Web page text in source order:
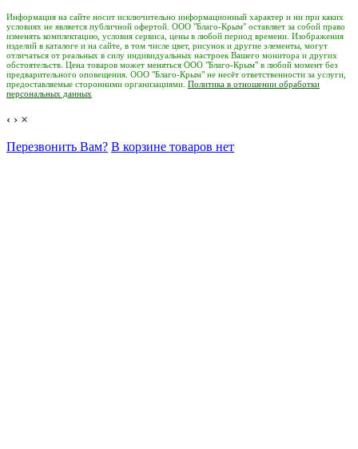
Информация на сайте носит исключительно информационный характер и ни при каких
условиях не является публичной офертой. ООО "Благо-Крым" оставляет за собой право
изменять комплектацию, условия сервиса, цены в любой период времени. Изображения
изделий в каталоге и на сайте, в том числе цвет, рисунок и другие элементы, могут
отличаться от реальных в силу индивидуальных настроек Вашего монитора и других
обстоятельств. Цена товаров может меняться ООО "Благо-Крым" в любой момент без
предварительного оповещения. ООО "Благо-Крым" не несёт ответственности за услуги,
предоставляемые сторонними организациями. Политика в отношении обработки
персональных данных
‹ › ×
Перезвонить Вам? В корзине товаров нет